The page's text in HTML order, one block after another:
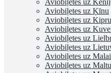
Aviobiļetes uz
Aviobiļetes uz Ķīnu
Aviobiļetes uz Kipru
Aviobiļetes uz
Aviobiļetes uz
Aviobiļetes uz
Aviobiļetes uz
Aviobiļetes uz Maltu